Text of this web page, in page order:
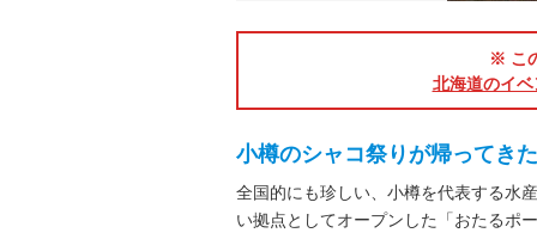
※ こ
北海道のイベ
小樽のシャコ祭りが帰ってきた
全国的にも珍しい、小樽を代表する水
い拠点としてオープンした「おたるポ